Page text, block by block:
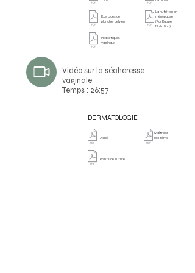
Exercices de
plancher pelvien
La nutrition en
ménopause
(Par Équipe
Nutrition)
Probiotiques
vaginaux
Vidéo sur la sécheresse
vaginale
Temps : 26:57
DERMATOLOGIE :
Acné
Maîtriser
l'eczéma
Points de suture